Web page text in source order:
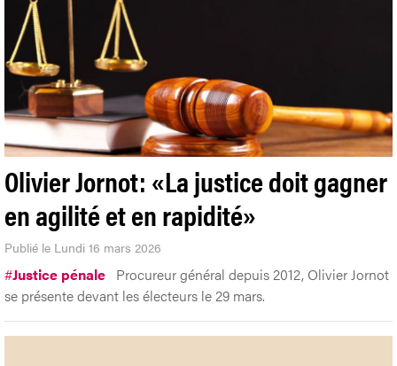
Olivier Jornot: «La justice doit gagner
en agilité et en rapidité»
Publié le Lundi 16 mars 2026
#Justice pénale Procureur général depuis 2012, Olivier Jornot
se présente devant les électeurs le 29 mars.